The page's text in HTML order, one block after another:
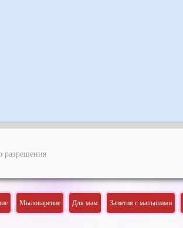
разрешения
Мыловарение Для мам Занятия с малышами